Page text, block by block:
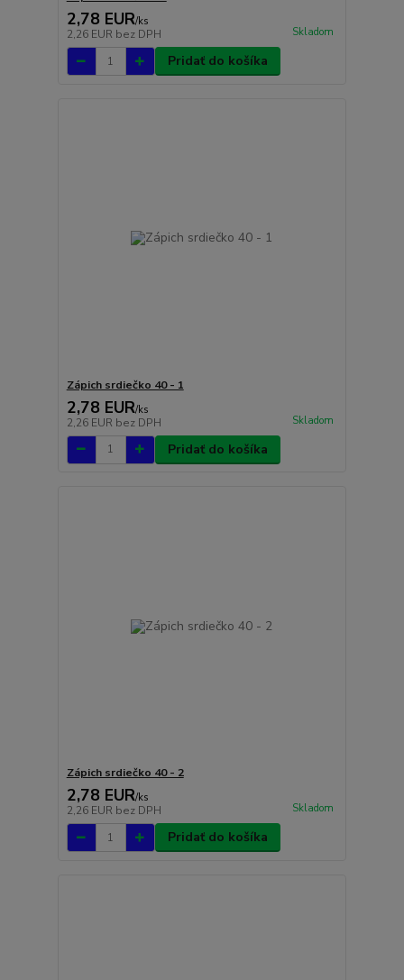
2,78 EUR/ks
2,26 EUR bez DPH Skladom
Pridať do košíka
Zápich srdiečko 40 - 1
2,78 EUR/ks
2,26 EUR bez DPH Skladom
Pridať do košíka
Zápich srdiečko 40 - 2
2,78 EUR/ks
2,26 EUR bez DPH Skladom
Pridať do košíka